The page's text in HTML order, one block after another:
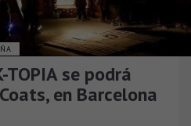
TOPIA se podrá
en Barcelona